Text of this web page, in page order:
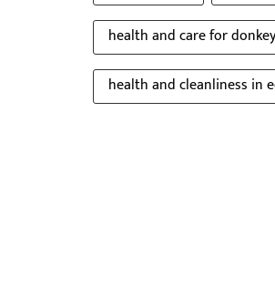
health and care for
health and cleanliness in